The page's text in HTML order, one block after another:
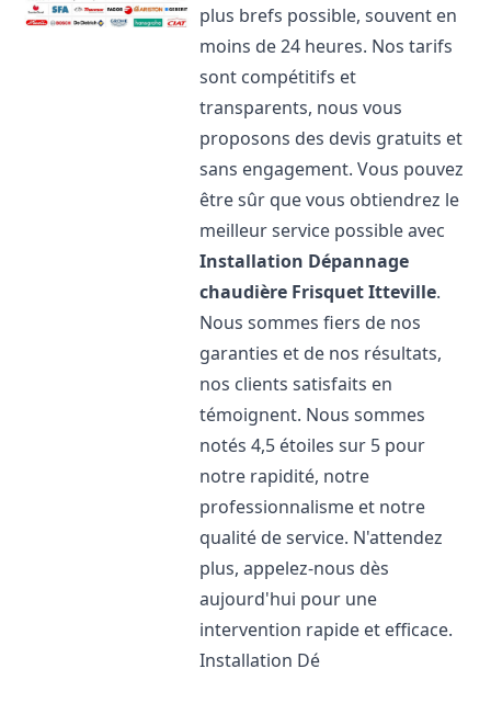
plus brefs possible, souvent en
moins de 24 heures. Nos tarifs
sont compétitifs et
transparents, nous vous
proposons des devis gratuits et
sans engagement. Vous pouvez
être sûr que vous obtiendrez le
meilleur service possible avec
Installation Dépannage
chaudière FrisquetItteville.
Nous sommes fiers de nos
garanties et de nos résultats,
nos clients satisfaits en
témoignent. Nous sommes
notés 4,5 étoiles sur 5 pour
notre rapidité, notre
professionnalisme et notre
qualité de service. N'attendez
plus, appelez-nous dès
aujourd'hui pour une
intervention rapide et efficace.
Installation Dé